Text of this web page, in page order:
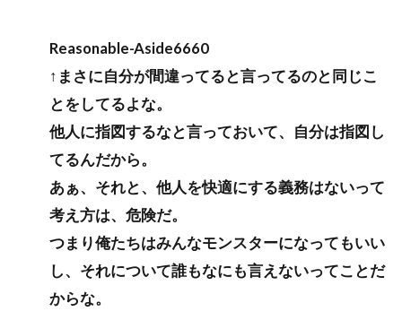
Reasonable-Aside6660
↑まさに自分が間違ってると言ってるのと同じこ
とをしてるよな。
他人に指図するなと言っておいて、自分は指図し
てるんだから。
あぁ、それと、他人を快適にする義務はないって
考え方は、危険だ。
つまり俺たちはみんなモンスターになってもいい
し、それについて誰もなにも言えないってことだ
からな。